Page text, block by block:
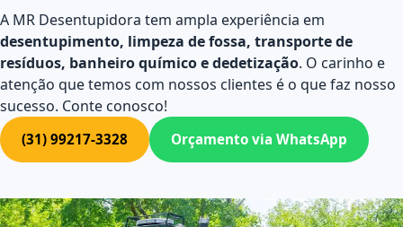
A MR Desentupidora tem ampla experiência em
desentupimento, limpeza de fossa, transporte de
resíduos, banheiro químico e dedetização. O carinho e
atenção que temos com nossos clientes é o que faz nosso
sucesso. Conte conosco!
(31) 99217-3328 Orçamento via WhatsApp